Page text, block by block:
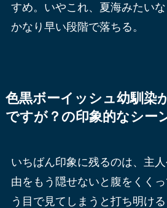
すめ。いやこれ、夏海みたい
かなり早い段階で落ちる。
色黒ボーイッシュ幼馴染
ですが？の印象的なシー
いちばん印象に残るのは、主
由をもう隠せないと腹をくく
う目で見てしまうと打ち明け